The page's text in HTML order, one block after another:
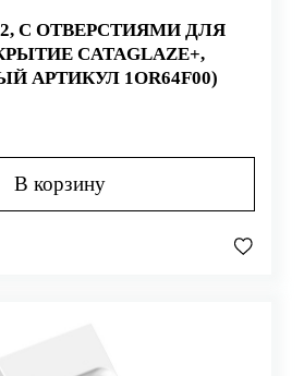
С ОТВЕРСТИЯМИ ДЛЯ
CATAGLAZE+,
АРТИКУЛ 1OR64F00)
В корзину